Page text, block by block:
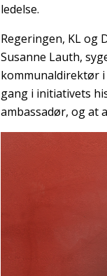
ledelse.
Regeringen, KL og
Susanne Lauth,
kommunaldirektør i
gang i initiativets
ambassadør, og at